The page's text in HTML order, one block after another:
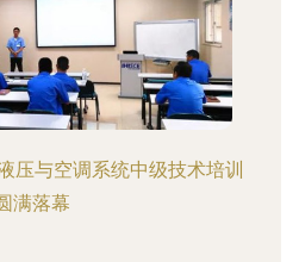
压与空调系统中级技术培训
满落幕